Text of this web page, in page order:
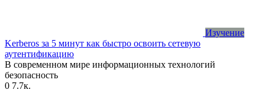
Изучение
Kerberos за 5 минут как быстро освоить сетевую
аутентификацию
В современном мире информационных технологий
безопасность
0 7.7к.